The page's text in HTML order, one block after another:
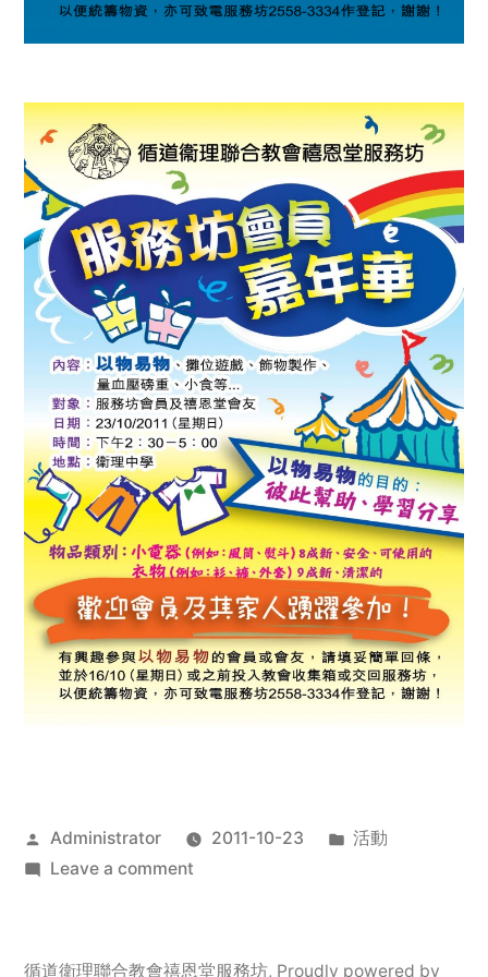
Posted
by
Administrator 2011-10-23
Posted
活動
Leave a commenton
服
循道衛理聯合教會禧恩堂服務坊, Proudly powered by